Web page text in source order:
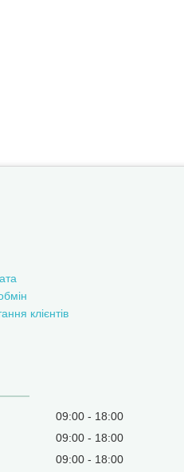
клієнтів
09:00
18:00
09:00
18:00
09:00
18:00